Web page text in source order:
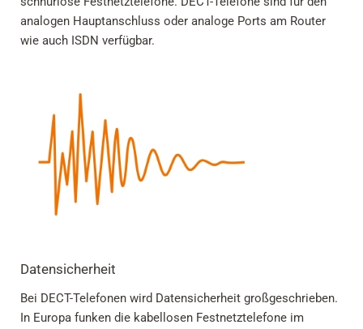
analogen Hauptanschluss oder analoge Ports am Router
wie auch ISDN verfügbar.
Datensicherheit
Bei DECT-Telefonen wird Datensicherheit großgeschrieben.
In Europa funken die kabellosen Festnetztelefone im